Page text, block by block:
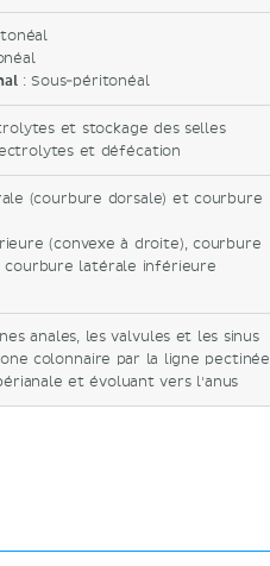
: Sous-péritonéal
et stockage des selles
et défécation
(courbure dorsale) et courbure
(convexe à droite), courbure
courbure latérale inférieure
anales, les valvules et les sinus
colonnaire par la ligne pectinée
et évoluant vers l'anus